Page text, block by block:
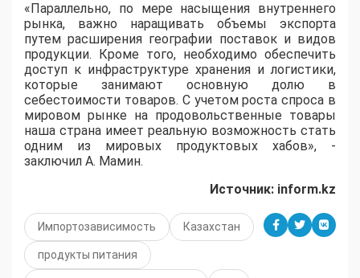
«Параллельно, по мере насыщения внутреннего
рынка, важно наращивать объемы экспорта
путем расширения географии поставок и видов
продукции. Кроме того, необходимо обеспечить
доступ к инфраструктуре хранения и логистики,
которые занимают основную долю в
себестоимости товаров. С учетом роста спроса в
мировом рынке на продовольственные товары
наша страна имеет реальную возможность стать
одним из мировых продуктовых хабов», -
заключил А. Мамин.
Источник: inform.kz
Импортозависимость Казахстан
продукты питания